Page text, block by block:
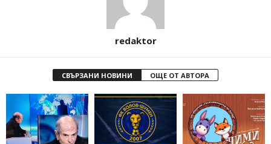
redaktor
СВЪРЗАНИ НОВИНИ ОЩЕ ОТ АВТОРА